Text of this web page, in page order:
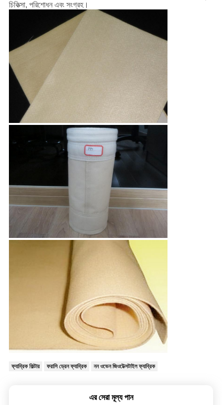
চিকিত্সা, পরিশোধন এবং সংগ্রহ।
ফ্যাব্রিক ফিল্টার ফরাসি ড্রেন ফ্যাব্রিক নন ওভেন জিওটেক্সটাইল ফ্যাব্রিক
এর সেরা মূল্য পান